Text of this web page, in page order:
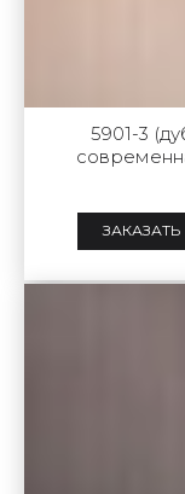
5901-3
ЗАКАЗАТЬ